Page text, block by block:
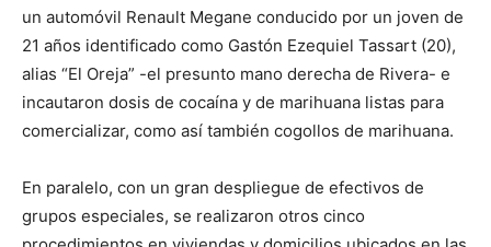
un automóvil Renault Megane conducido por un joven de
21 años identificado como Gastón Ezequiel Tassart (20),
alias “El Oreja” -el presunto mano derecha de Rivera- e
incautaron dosis de cocaína y de marihuana listas para
comercializar, como así también cogollos de marihuana.
En paralelo, con un gran despliegue de efectivos de
grupos especiales, se realizaron otros cinco